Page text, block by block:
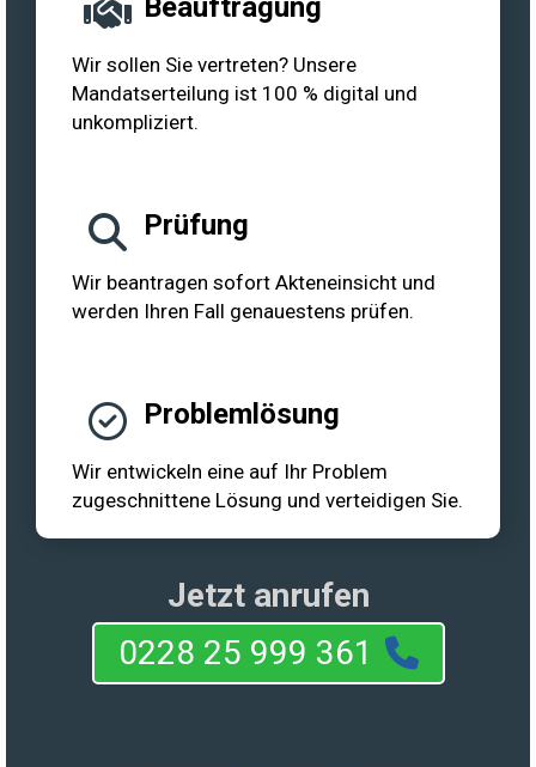
Beauftragung
Wir sollen Sie vertreten? Unsere
Mandatserteilung ist 100 % digital und
unkompliziert.
Prüfung
Wir beantragen sofort Akteneinsicht und
werden Ihren Fall genauestens prüfen.
Problemlösung
Wir entwickeln eine auf Ihr Problem
zugeschnittene Lösung und verteidigen Sie.
Jetzt anrufen
0228 25 999 361